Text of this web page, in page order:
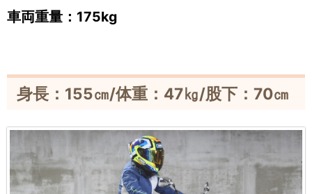
車両重量：175kg
身長：155㎝/体重：47㎏/股下：70㎝